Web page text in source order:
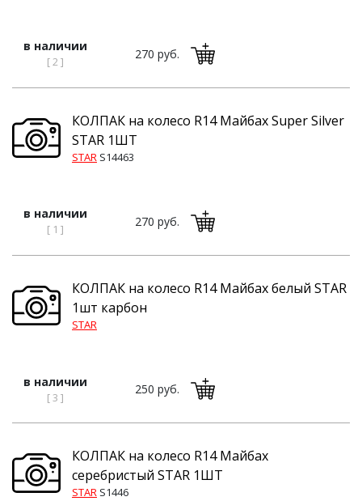
в наличии
[ 2 ]
270 руб.
КОЛПАК на колесо R14 Майбах Super Silver
STAR 1ШТ
STAR S14463
в наличии
[ 1 ]
270 руб.
КОЛПАК на колесо R14 Майбах белый STAR
1шт карбон
STAR
в наличии
[ 3 ]
250 руб.
КОЛПАК на колесо R14 Майбах
серебристый STAR 1ШТ
STAR S1446